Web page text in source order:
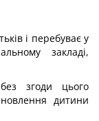
і перебуває у
закладі,
згоди цього
дитини